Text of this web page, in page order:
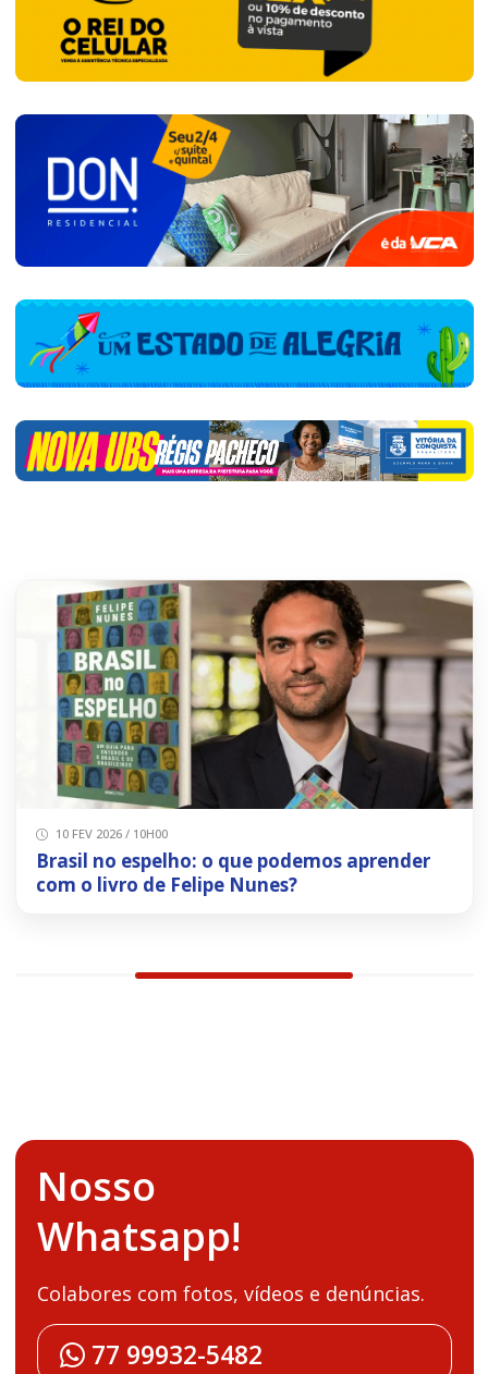
10 FEV 2026 / 10H00
Brasil no espelho: o que podemos aprender
com o livro de Felipe Nunes?
Nosso
Whatsapp!
Colabores com fotos, vídeos e denúncias.
77 99932-5482